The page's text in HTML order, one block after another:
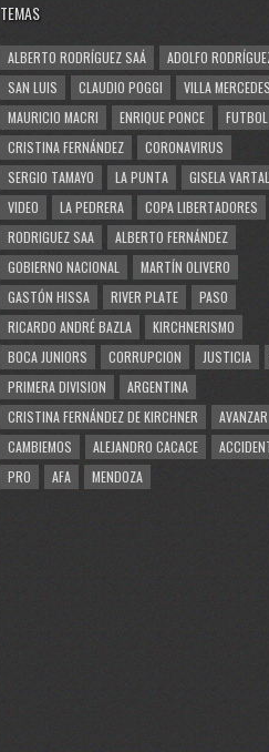
TEMAS
ALBERTO RODRÍGUEZ SAÁ
ADOLFO
SAN LUIS
CLAUDIO POGGI
VILLA MERCEDES
MAURICIO MACRI
ENRIQUE PONCE
FUTBOL
CRISTINA FERNÁNDEZ
CORONAVIRUS
SERGIO TAMAYO
LA PUNTA
GISELA
VIDEO
LA PEDRERA
COPA LIBERTADORES
RODRIGUEZ SAA
ALBERTO FERNÁNDEZ
GOBIERNO NACIONAL
MARTÍN OLIVERO
GASTÓN HISSA
RIVER PLATE
PASO
RICARDO ANDRÉ BAZLA
KIRCHNERISMO
BOCA JUNIORS
CORRUPCION JUSTICIA
PRIMERA DIVISION
ARGENTINA
CRISTINA FERNÁNDEZ DE KIRCHNER
AVANZAR
CAMBIEMOS
ALEJANDRO CACACE
PRO
AFA MENDOZA